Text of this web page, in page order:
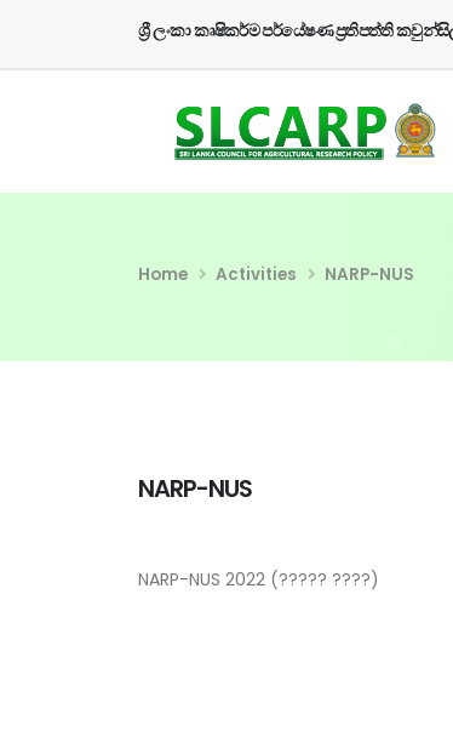
ශ්‍රී ලංකා කෘෂිකර්ම පර්යේෂණ ප්‍රතිපත්ති
Home Activities NARP-NUS
NARP-NUS
NARP-NUS 2022 (????? ????)